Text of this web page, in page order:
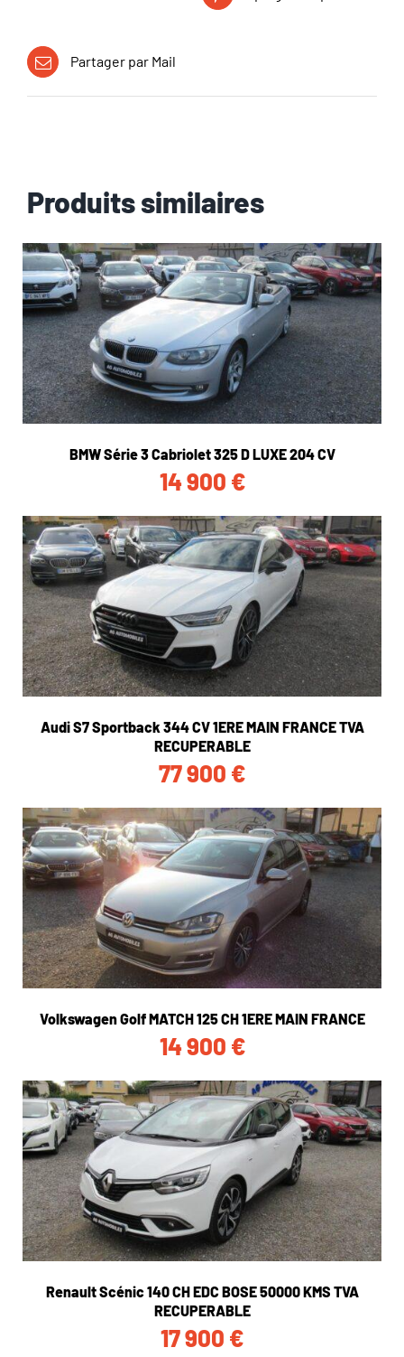
Partager par Mail
Produits similaires
BMW Série 3 Cabriolet 325 D LUXE 204 CV
14 900 €
Audi S7 Sportback 344 CV 1ERE MAIN FRANCE TVA
RECUPERABLE
77 900 €
Volkswagen Golf MATCH 125 CH 1ERE MAIN FRANCE
14 900 €
Renault Scénic 140 CH EDC BOSE 50000 KMS TVA
RECUPERABLE
17 900 €